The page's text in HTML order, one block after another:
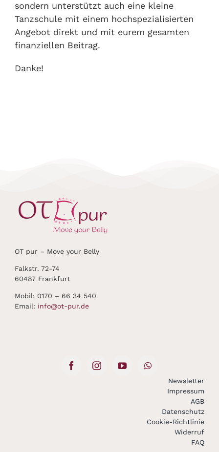
sondern unterstützt auch eine kleine
Tanzschule mit einem hochspezialisierten
Angebot direkt und mit eurem gesamten
finanziellen Beitrag.
Danke!
OT pur – Move your Belly
Falkstr. 72-74
60487 Frankfurt
Mobil: 0170 – 66 34 540
Email: info@ot-pur.de
Newsletter
Impressum
AGB
Datenschutz
Cookie-Richtlinie
Widerruf
FAQ